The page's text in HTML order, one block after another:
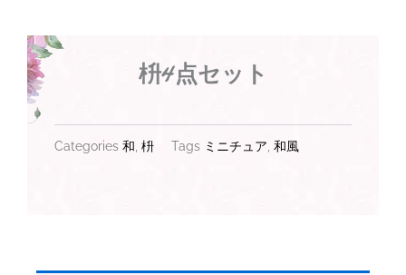
枡4点セット
Categories 和 枡 Tags ミニチュア 和風